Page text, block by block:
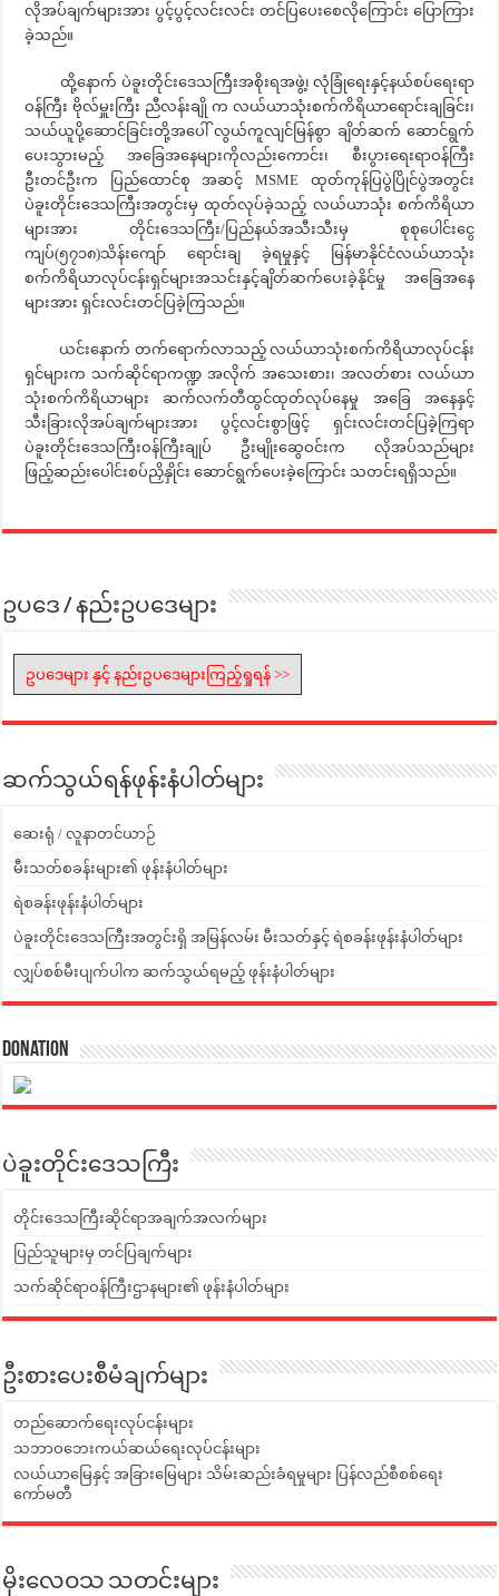
လိုအပ်ချက်များအား ပွင့်ပွင့်လင်းလင်း တင်ပြပေးစေလိုကြောင်း ပြောကြား
ခဲ့သည်။
ထို့နောက် ပဲခူးတိုင်းဒေသကြီးအစိုးရအဖွဲ့၊ လုံခြုံရေးနှင့်နယ်စပ်ရေးရာ
ဝန်ကြီး ဗိုလ်မှူးကြီး ညီလန်းချို က လယ်ယာသုံးစက်ကိရိယာရောင်းချခြင်း၊
သယ်ယူပို့ဆောင်ခြင်းတို့အပေါ် လွယ်ကူလျင်မြန်စွာ ချိတ်ဆက် ဆောင်ရွက်
ပေးသွားမည့် အခြေအနေများကိုလည်းကောင်း၊ စီးပွားရေးရာဝန်ကြီး
ဦးတင်ဦးက ပြည်ထောင်စု အဆင့် MSME ထုတ်ကုန်ပြပွဲပြိုင်ပွဲအတွင်း
ပဲခူးတိုင်းဒေသကြီးအတွင်းမှ ထုတ်လုပ်ခဲ့သည့် လယ်ယာသုံး စက်ကိရိယာ
များအား တိုင်းဒေသကြီး/ပြည်နယ်အသီးသီးမှ စုစုပေါင်းငွေ
ကျပ်(၅၇၁၈)သိန်းကျော် ရောင်းချ ခဲ့ရမှုနှင့် မြန်မာနိုင်ငံလယ်ယာသုံး
စက်ကိရိယာလုပ်ငန်းရှင်များအသင်းနှင့်ချိတ်ဆက်ပေးခဲ့နိုင်မှု အခြေအနေ
များအား ရှင်းလင်းတင်ပြခဲ့ကြသည်။
ယင်းနောက် တက်ရောက်လာသည့် လယ်ယာသုံးစက်ကိရိယာလုပ်ငန်း
ရှင်များက သက်ဆိုင်ရာကဏ္ဍ အလိုက် အသေးစား၊ အလတ်စား လယ်ယာ
သုံးစက်ကိရိယာများ ဆက်လက်တီထွင်ထုတ်လုပ်နေမှု အခြေ အနေနှင့်
သီးခြားလိုအပ်ချက်များအား ပွင့်လင်းစွာဖြင့် ရှင်းလင်းတင်ပြခဲ့ကြရာ
ပဲခူးတိုင်းဒေသကြီးဝန်ကြီးချုပ် ဦးမျိုးဆွေဝင်းက လိုအပ်သည်များ
ဖြည့်ဆည်းပေါင်းစပ်ညှိနှိုင်း ဆောင်ရွက်ပေးခဲ့ကြောင်း သတင်းရရှိသည်။
ဥပဒေ / နည်းဥပဒေများ
ဥပဒေများ နှင့် နည်းဥပဒေများကြည့်ရှုရန် >>
ဆက်သွယ်ရန်ဖုန်းနံပါတ်များ
ဆေးရုံ / လူနာတင်ယာဉ်
မီးသတ်စခန်းများ၏ ဖုန်းနံပါတ်များ
ရဲစခန်းဖုန်းနံပါတ်များ
ပဲခူးတိုင်းဒေသကြီးအတွင်းရှိ အမြန်လမ်း မီးသတ်နှင့် ရဲစခန်းဖုန်းနံပါတ်များ
လျှပ်စစ်မီးပျက်ပါက ဆက်သွယ်ရမည့် ဖုန်းနံပါတ်များ
Donation
ပဲခူးတိုင်းဒေသကြီး
တိုင်းဒေသကြီးဆိုင်ရာအချက်အလက်များ
ပြည်သူများမှ တင်ပြချက်များ
သက်ဆိုင်ရာဝန်ကြီးဌာနများ၏ ဖုန်းနံပါတ်များ
ဦးစားပေးစီမံချက်များ
တည်ဆောက်ရေးလုပ်ငန်းများ
သဘာဝဘေးကယ်ဆယ်ရေးလုပ်ငန်းများ
လယ်ယာမြေနှင့် အခြားမြေများ သိမ်းဆည်းခံရမှုများ ပြန်လည်စီစစ်ရေး
ကော်မတီ
မိုးလေဝသ သတင်းများ